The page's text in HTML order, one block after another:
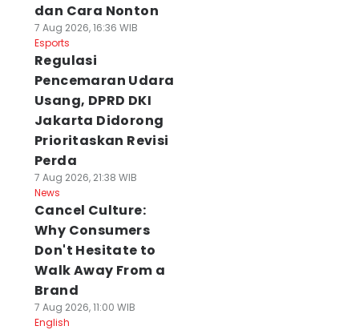
dan Cara Nonton
7 Aug 2026, 16:36 WIB
Esports
Regulasi
Pencemaran Udara
Usang, DPRD DKI
Jakarta Didorong
Prioritaskan Revisi
Perda
7 Aug 2026, 21:38 WIB
News
Cancel Culture:
Why Consumers
Don't Hesitate to
Walk Away From a
Brand
7 Aug 2026, 11:00 WIB
English